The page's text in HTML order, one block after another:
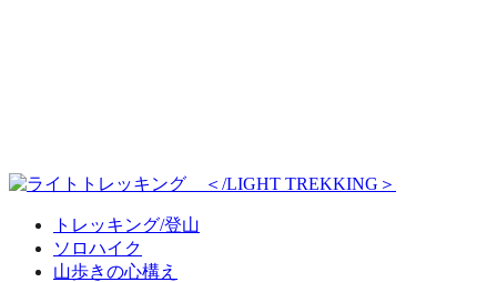
トレッキング/登山
ソロハイク
山歩きの心構え